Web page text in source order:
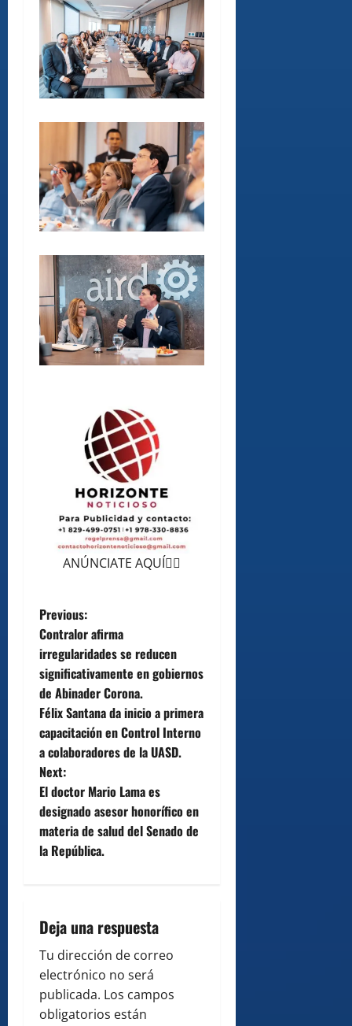
ANÚNCIATE AQUÍ👆🏻
P
o
s
t
n
a
v
i
a
t
i
o
Previous:
Contralor afirma
irregularidades se reducen
significativamente en gobiernos
de Abinader Corona.
Félix Santana da inicio a primera
capacitación en Control Interno
a colaboradores de la UASD.
Next:
El doctor Mario Lama es
designado asesor honorífico en
materia de salud del Senado de
la República.
Deja una respuesta
Tu dirección de correo
electrónico no será
publicada. Los campos
obligatorios están